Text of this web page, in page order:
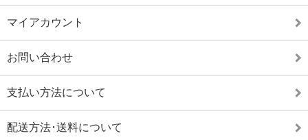
マイアカウント
お問い合わせ
支払い方法について
配送方法･送料について